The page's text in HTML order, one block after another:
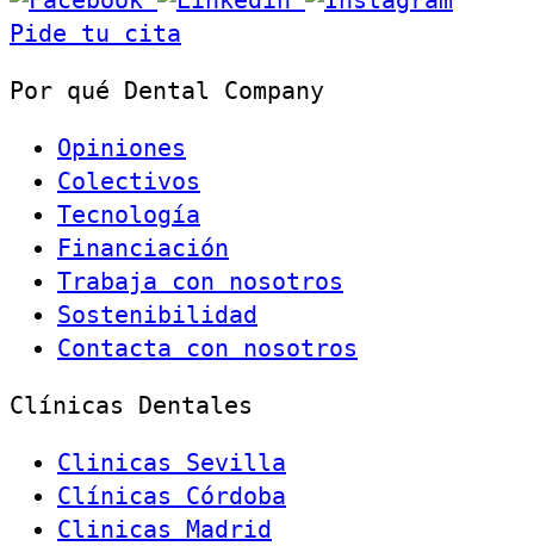
Pide tu cita
Por qué Dental Company
Opiniones
Colectivos
Tecnología
Financiación
Trabaja con nosotros
Sostenibilidad
Contacta con nosotros
Clínicas Dentales
Clinicas Sevilla
Clínicas Córdoba
Clinicas Madrid